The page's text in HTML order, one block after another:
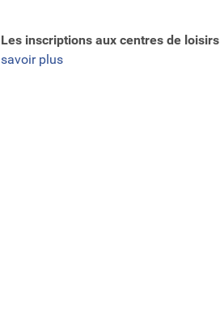
Les inscriptions aux centres de loisirs
savoir plus